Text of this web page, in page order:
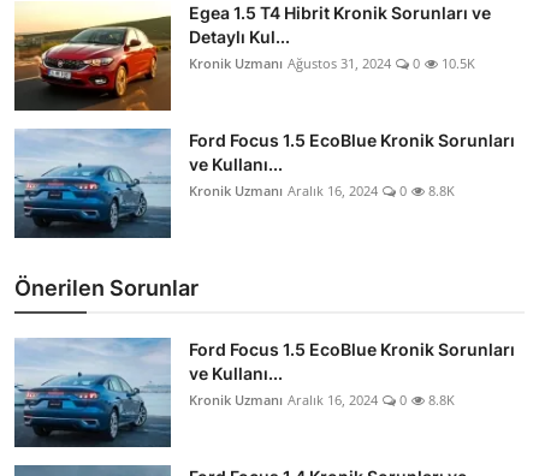
Egea 1.5 T4 Hibrit Kronik Sorunları ve
Detaylı Kul...
Kronik Uzmanı Ağustos 31, 2024 0 10.5K
Ford Focus 1.5 EcoBlue Kronik Sorunları
ve Kullanı...
Kronik Uzmanı Aralık 16, 2024 0 8.8K
Önerilen Sorunlar
Ford Focus 1.5 EcoBlue Kronik Sorunları
ve Kullanı...
Kronik Uzmanı Aralık 16, 2024 0 8.8K